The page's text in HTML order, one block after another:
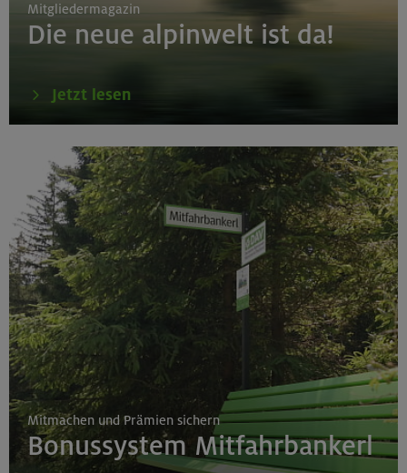
Mitgliedermagazin
Die neue alpinwelt ist da!
Jetzt lesen
Mitmachen und Prämien sichern
Bonussystem Mitfahrbankerl